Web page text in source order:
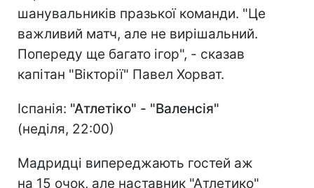
шанувальників празької команди. "Це
важливий матч, але не вирішальний.
Попереду ще багато ігор", - сказав
капітан "Вікторії" Павел Хорват.
Іспанія: "Атлетіко" - "Валенсія"
(неділя, 22:00)
Мадридці випереджають гостей аж
на 15 очок, але наставник "Атлетико"